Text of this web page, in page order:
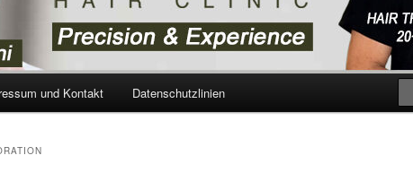
und Kontakt Datenschutzlinien